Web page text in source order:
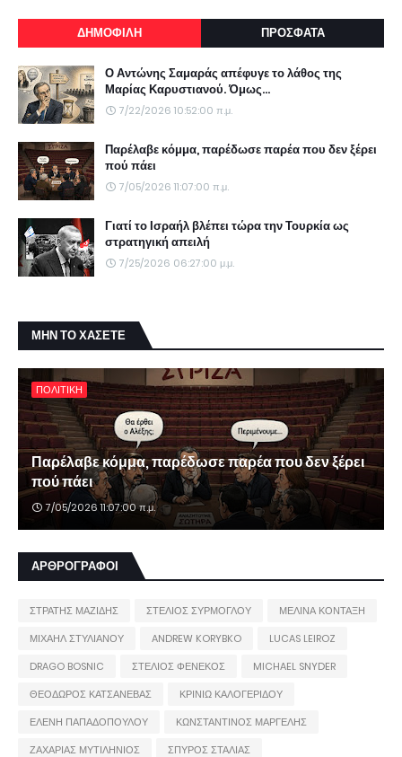
ΔΗΜΟΦΙΛΗ ΠΡΟΣΦΑΤΑ
Ο Αντώνης Σαμαράς απέφυγε το λάθος της
Μαρίας Καρυστιανού. Όμως...
7/22/2026 10:52:00 π.μ.
Παρέλαβε κόμμα, παρέδωσε παρέα που δεν ξέρει
πού πάει
7/05/2026 11:07:00 π.μ.
Γιατί το Ισραήλ βλέπει τώρα την Τουρκία ως
στρατηγική απειλή
7/25/2026 06:27:00 μ.μ.
ΜΗΝ ΤΟ ΧΑΣΕΤΕ
ΠΟΛΙΤΙΚΗ
Παρέλαβε κόμμα, παρέδωσε παρέα που δεν ξέρει
πού πάει
7/05/2026 11:07:00 π.μ.
ΑΡΘΡΟΓΡΑΦΟΙ
ΣΤΡΑΤΗΣ ΜΑΖΙΔΗΣ ΣΤΕΛΙΟΣ ΣΥΡΜΟΓΛΟΥ
ΜΕΛΙΝΑ ΚΟΝΤΑΞΗ
ΜΙΧΑΗΛ ΣΤΥΛΙΑΝΟΥ
ANDREW KORYBKO
LUCAS LEIROZ
DRAGO BOSNIC
ΣΤΕΛΙΟΣ ΦΕΝΕΚΟΣ
MICHAEL SNYDER
ΘΕΟΔΩΡΟΣ ΚΑΤΣΑΝΕΒΑΣ
ΚΡΙΝΙΩ ΚΑΛΟΓΕΡΙΔΟΥ
ΕΛΕΝΗ ΠΑΠΑΔΟΠΟΥΛΟΥ
ΚΩΝΣΤΑΝΤΙΝΟΣ ΜΑΡΓΕΛΗΣ
ΖΑΧΑΡΙΑΣ ΜΥΤΙΛΗΝΙΟΣ
ΣΠΥΡΟΣ ΣΤΑΛΙΑΣ